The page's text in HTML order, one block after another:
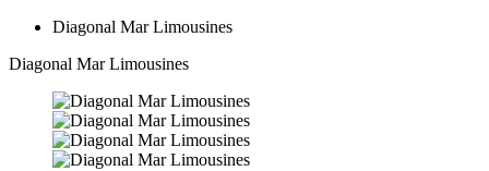
Diagonal Mar Limousines
Diagonal Mar Limousines